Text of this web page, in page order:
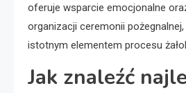
oferuje wsparcie emocjonalne
organizacji ceremonii
istotnym elementem procesu
Jak znaleźć